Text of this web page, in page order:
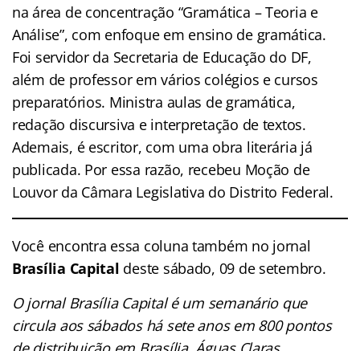
na área de concentração “Gramática – Teoria e
Análise”, com enfoque em ensino de gramática.
Foi servidor da Secretaria de Educação do DF,
além de professor em vários colégios e cursos
preparatórios. Ministra aulas de gramática,
redação discursiva e interpretação de textos.
Ademais, é escritor, com uma obra literária já
publicada. Por essa razão, recebeu Moção de
Louvor da Câmara Legislativa do Distrito Federal.
Você encontra essa coluna também no jornal
Brasília Capital deste sábado, 09 de setembro.
O jornal Brasília Capital é um semanário que
circula aos sábados há sete anos em 800 pontos